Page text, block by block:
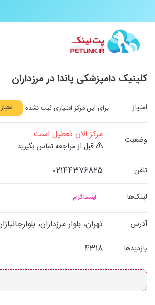
کلینیک دامپزشکی پاندا در مرزداران
امتیاز برای این مرکز امتیازی ثبت نشده
وضعیت مرکز الان تعطیل است
قبل از مراجعه تماس بگیرید
تلفن
02144376825
لینک‌ها اینستاگرام
آدرس تهران، بلوار مرزداران،
بازدیدها 4318